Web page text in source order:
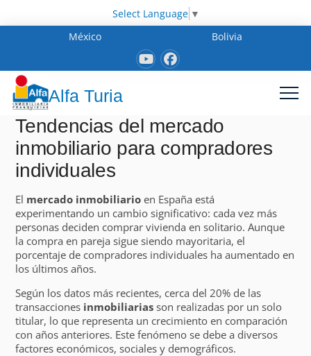
Select Language ▼
México
Bolivia
Alfa Turia
Tendencias del mercado
inmobiliario para compradores
individuales
El mercado inmobiliario en España está
experimentando un cambio significativo: cada vez más
personas deciden comprar vivienda en solitario. Aunque
la compra en pareja sigue siendo mayoritaria, el
porcentaje de compradores individuales ha aumentado en
los últimos años.
Según los datos más recientes, cerca del 20% de las
transacciones inmobiliariasson realizadas por un solo
titular, lo que representa un crecimiento en comparación
con años anteriores. Este fenómeno se debe a diversos
factores económicos, sociales y demográficos.